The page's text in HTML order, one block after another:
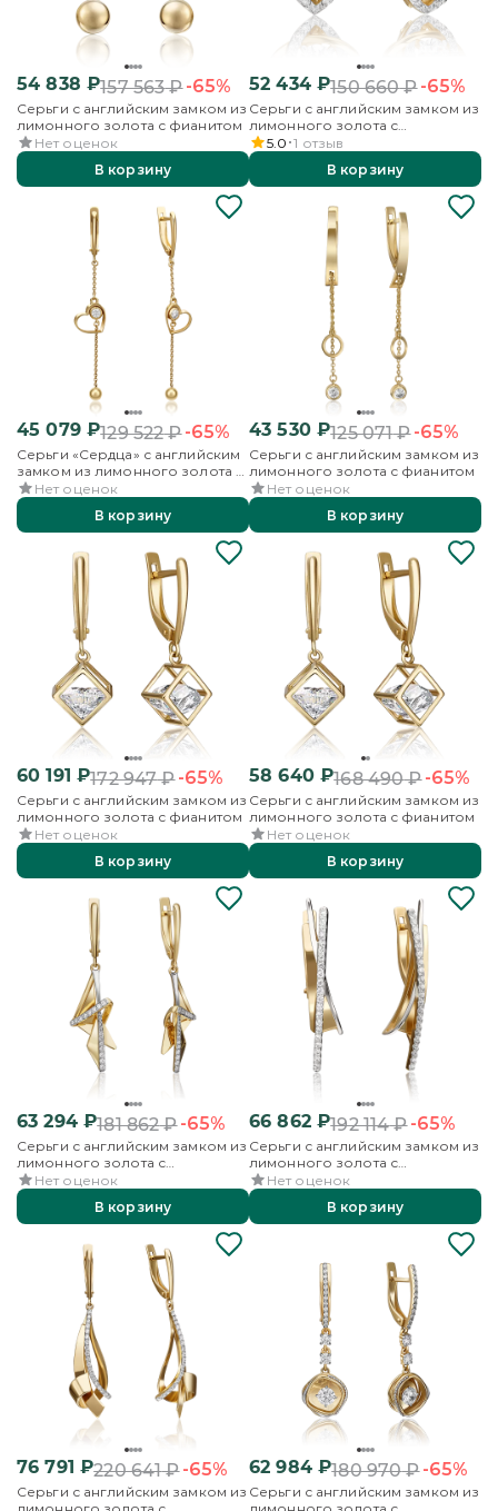
54 838 ₽157 563₽-65%
Серьги с английским замком из
лимонного золота с фианитом
Нет оценок
В корзину
52 434₽150 660₽-65%
Серьги с английским замком из
лимонного золота с
фианитами
5.0 1 отзыв
В корзину
45 079₽129 522₽-65%
Серьги «Сердца» с английским
замком из лимонного золота с
фианитом
Нет оценок
В корзину
43 530₽125 071₽-65%
Серьги с английским замком из
лимонного золота с фианитом
Нет оценок
В корзину
60 191 ₽172 947₽-65%
Серьги с английским замком из
лимонного золота с фианитом
Нет оценок
В корзину
58 640₽168 490₽-65%
Серьги с английским замком из
лимонного золота с фианитом
Нет оценок
В корзину
63 294₽181 862₽-65%
Серьги с английским замком из
лимонного золота с
фианитами
Нет оценок
В корзину
66 862₽192 114₽-65%
Серьги с английским замком из
лимонного золота с
фианитами
Нет оценок
В корзину
76 791 ₽220 641₽-65%
Серьги с английским замком из
62 984₽180 970₽-65%
Серьги с английским замком из